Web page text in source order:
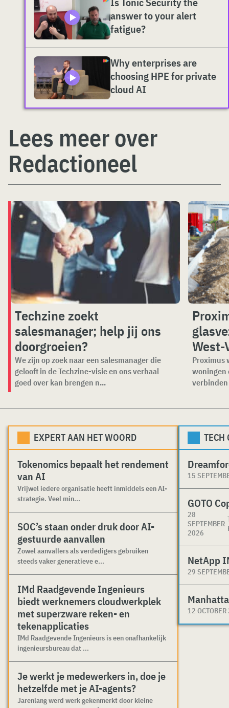
answer to your alert
fatigue?
Why enterprises are
choosing HPE for private
cloud AI
Lees meer over
Redactioneel
Techzine zoekt
salesmanager; help jij ons
doorgroeien?
We zijn op zoek naar een salesmanager die
gelooft in de Techzine-visie en ons verhaal
goed over kan brengen n...
West-
Proximus
woningen
verbinden
EXPERT AAN HET WOORD
Tokenomics bepaalt het rendement
van AI
Vrijwel iedere organisatie heeft inmiddels een AI-
strategie. Veel min...
SOC’s staan onder druk door AI-
gestuurde aanvallen
Zowel aanvallers als verdedigers gebruiken
steeds vaker generatieve e...
IMd Raadgevende Ingenieurs
biedt werknemers cloudwerkplek
met superzware reken- en
tekenapplicaties
IMd Raadgevende Ingenieurs is een onafhankelijk
ingenieursbureau dat ...
Je werkt je medewerkers in, doe je
hetzelfde met je AI-agents?
Jarenlang werd werk gekenmerkt door kleine
TECH
15
GOTO
28
SEPTEMBER
2026
NetApp
29
12